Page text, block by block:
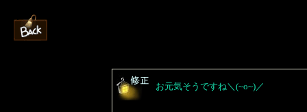
お元気そうですね＼(~o~)／